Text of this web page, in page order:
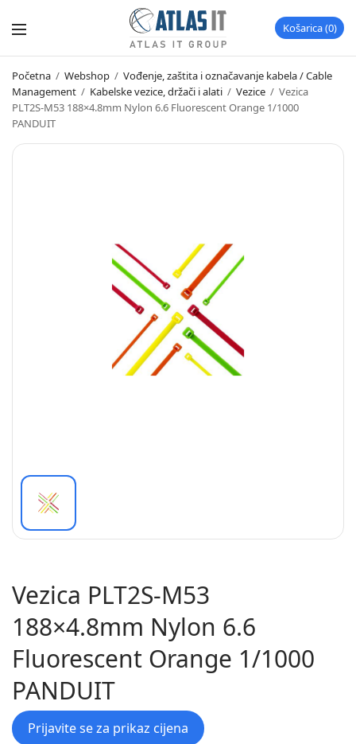
Košarica 0
Početna / Webshop / Vođenje, zaštita i označavanje kabela / Cable
Management / Kabelske vezice, držači i alati / Vezice / Vezica
PLT2S-M53 188×4.8mm Nylon 6.6 Fluorescent Orange 1/1000
PANDUIT
Vezica PLT2S-M53
188×4.8mm Nylon 6.6
Fluorescent Orange 1/1000
PANDUIT
Prijavite se za prikaz cijena